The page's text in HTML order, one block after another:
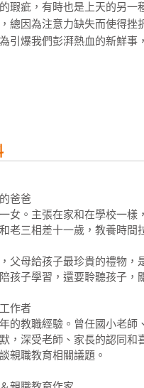
．增訂收錄】
窮養，女兒要富養。」我不
一種慢性中毒。
子的出槌，賞識「做得到」
他的自尊與自信，取得解毒處
母親角色，貼近教養實境的
養新法 ／破除迷思，拆解地
步驟 ／必學操作妙招＆重現
練習題／現學現用多多練習
教養地雷區，孩子成長不NG！
下的『收心操』／
景觀，摸一摸身邊事物
鍵時刻神遊嗎？
，他們才能回到當下，進入
瑕疵，有時也是上天的另一
總因為注意力缺失而使得挫
引爆我們彭湃熱血的新鮮事
，在各個方面著手，孩子也
伴才是愛。我們不聽話，我
過程值得，努力的經驗深刻
年手邊能有這麼一本『指導
讓這本書帶著你回到純真的
係。
樂教養實踐家、《玩出孩子
爸爸
女。主張在家和在學校一樣
老三相差十一歲，教養時間
父母給孩子最珍貴的禮物，
孩子學習，還要聆聽孩子，
作者
的教職經驗。曾任國小老師
，深受老師、家長的認同
親職教育相關議題。